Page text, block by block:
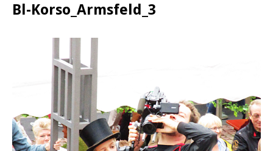
Bl-Korso_Armsfeld_3